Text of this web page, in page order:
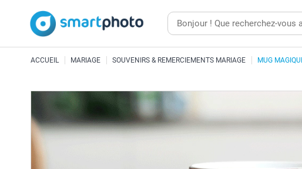
ACCUEIL MARIAGE SOUVENIRS & REMERCIEMENTS MARIAGE MUG